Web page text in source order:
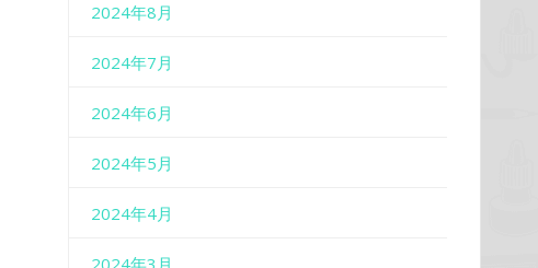
2024年8月
2024年7月
2024年6月
2024年5月
2024年4月
2024年3月